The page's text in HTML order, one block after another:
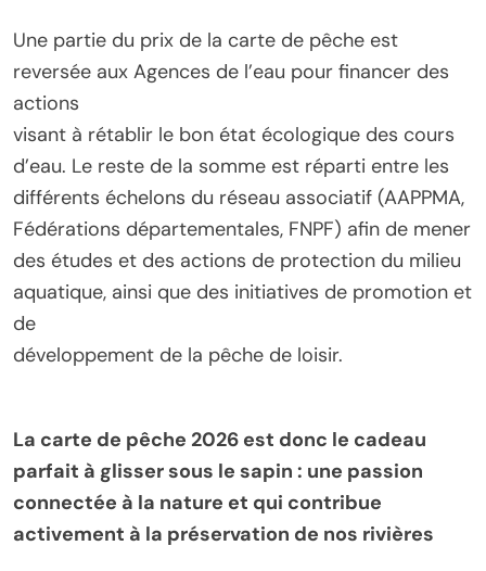
Une partie du prix de la carte de pêche est
reversée aux Agences de l’eau pour financer des
actions
visant à rétablir le bon état écologique des cours
d’eau. Le reste de la somme est réparti entre les
différents échelons du réseau associatif (AAPPMA,
Fédérations départementales, FNPF) afin de mener
des études et des actions de protection du milieu
aquatique, ainsi que des initiatives de promotion et
de
développement de la pêche de loisir.
La carte de pêche 2026 est donc le cadeau
parfait à glisser sous le sapin : une passion
connectée à la nature et qui contribue
activement à la préservation de nos rivières